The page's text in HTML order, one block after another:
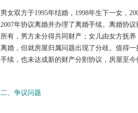
男女双方于1995年结婚，1998年生下一女，
2007年协议离婚并办理了离婚手续。离婚协
所有，男方未分得共同财产；女儿由女方抚
离婚，但就房屋归属问题出现了分歧。值得
手续，也未达成新的财产分割协议，房屋至今
二、争议问题